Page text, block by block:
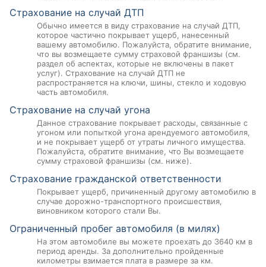
Страхование на случай ДТП
Обычно имеется в виду страхование на случай ДТП,
которое частично покрывает ущерб, нанесенный
вашему автомобилю. Пожалуйста, обратите внимание,
что вы возмещаете сумму страховой франшизы (см.
раздел об аспектах, которые не включены в пакет
услуг). Страхование на случай ДТП не
распространяется на ключи, шины, стекло и ходовую
часть автомобиля.
Страхование на случай угона
Данное страхование покрывает расходы, связанные с
угоном или попыткой угона арендуемого автомобиля,
и не покрывает ущерб от утраты личного имущества.
Пожалуйста, обратите внимание, что Вы возмещаете
сумму страховой франшизы (см. ниже).
Страхование гражданской ответственности
Покрывает ущерб, причиненный другому автомобилю в
случае дорожно-транспортного происшествия,
виновником которого стали Вы.
Ограниченный пробег автомобиля (в милях)
На этом автомобиле вы можете проехать до 3640 км в
период аренды. За дополнительно пройденные
километры взимается плата в размере за км.